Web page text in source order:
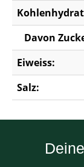
Davon
Eiweiss:
Salz: